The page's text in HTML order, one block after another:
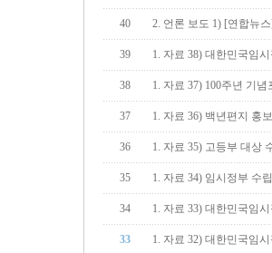
40 2. 언론 보도 1) [연합뉴
39 1. 자료 38) 대한민국임
38 1. 자료 37) 100주년 기념
37 1. 자료 36) 백년편지 홍
36 1. 자료 35) 고등부 대상
35 1. 자료 34) 임시정부 수
34 1. 자료 33) 대한민국임
33 1. 자료 32) 대한민국임